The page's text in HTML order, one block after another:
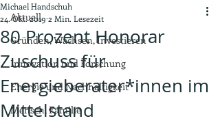
Aktuell.
Gründen, Wachsen, Investieren
Innovation und Forschung
Energie und Nachhaltigkeit
Mensch, Familie
80 Prozent Honorar
Zuschuss für
Energieberater*innen im
Mittelstand
Michael Handschuh
24. Okt. 2019 2 Min. Lesezeit